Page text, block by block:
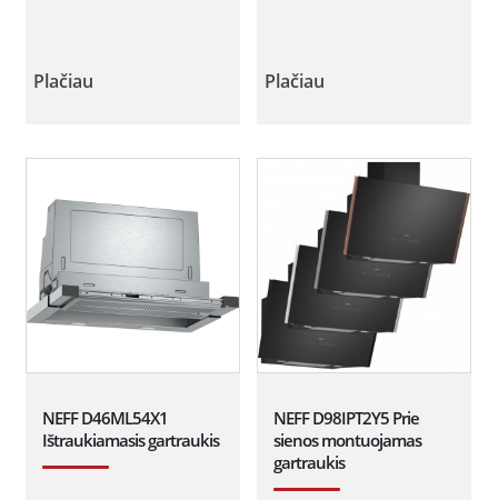
Plačiau Plačiau
NEFF D46ML54X1
Ištraukiamasis gartraukis
NEFF D98IPT2Y5 Prie
sienos montuojamas
gartraukis